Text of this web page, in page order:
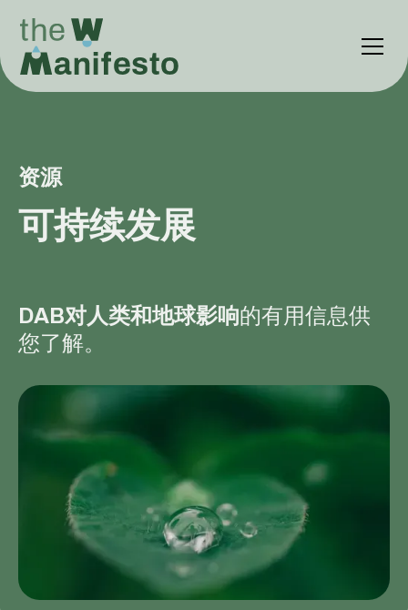
资源
可持续发展
DAB对人类和地球影响的有用信息供
您了解。